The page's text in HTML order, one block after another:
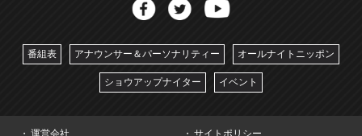
番組表 アナウンサー＆パーソナリティー オールナイトニッポン
ショウアップナイター イベント
運営会社 サイトポリシー